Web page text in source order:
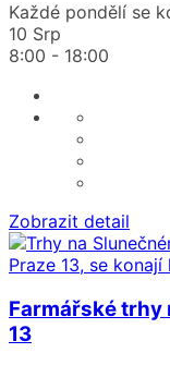
Každé pondělí se
10 Srp
8:00 - 18:00
Zobrazit detail
Farmářské trhy
13